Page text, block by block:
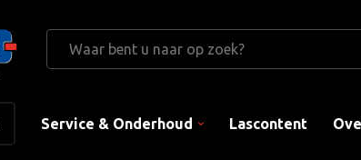
Service & Onderhoud Lascontent